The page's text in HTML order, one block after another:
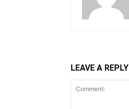
LEAVE A REPLY